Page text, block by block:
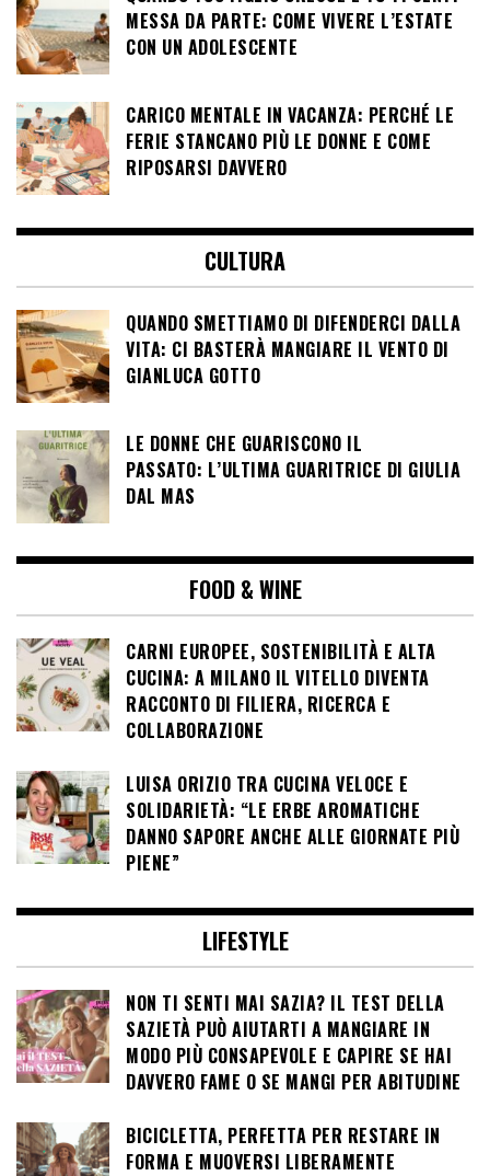
MESSA DA PARTE: COME VIVERE L’ESTATE
CON UN ADOLESCENTE
CARICO MENTALE IN VACANZA: PERCHÉ LE
FERIE STANCANO PIÙ LE DONNE E COME
RIPOSARSI DAVVERO
CULTURA
QUANDO SMETTIAMO DI DIFENDERCI DALLA
VITA: CI BASTERÀ MANGIARE IL VENTO DI
GIANLUCA GOTTO
LE DONNE CHE GUARISCONO IL
PASSATO: L’ULTIMA GUARITRICE DI GIULIA
DAL MAS
FOOD & WINE
CARNI EUROPEE, SOSTENIBILITÀ E ALTA
CUCINA: A MILANO IL VITELLO DIVENTA
RACCONTO DI FILIERA, RICERCA E
COLLABORAZIONE
LUISA ORIZIO TRA CUCINA VELOCE E
SOLIDARIETÀ: “LE ERBE AROMATICHE
DANNO SAPORE ANCHE ALLE GIORNATE PIÙ
PIENE”
LIFESTYLE
NON TI SENTI MAI SAZIA? IL TEST DELLA
SAZIETÀ PUÒ AIUTARTI A MANGIARE IN
MODO PIÙ CONSAPEVOLE E CAPIRE SE HAI
DAVVERO FAME O SE MANGI PER ABITUDINE
BICICLETTA, PERFETTA PER RESTARE IN
FORMA E MUOVERSI LIBERAMENTE